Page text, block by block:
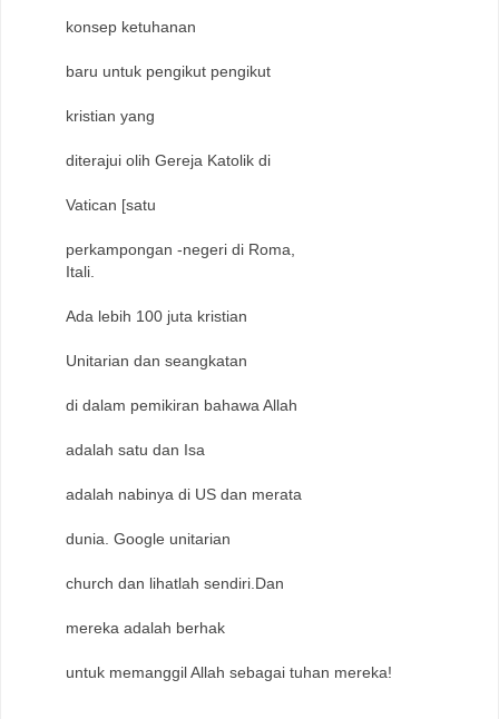
konsep ketuhanan
baru untuk pengikut pengikut
kristian yang
diterajui olih Gereja Katolik di
Vatican [satu
perkampongan -negeri di Roma,
Itali.
Ada lebih 100 juta kristian
Unitarian dan seangkatan
di dalam pemikiran bahawa Allah
adalah satu dan Isa
adalah nabinya di US dan merata
dunia. Google unitarian
church dan lihatlah sendiri.Dan
mereka adalah berhak
untuk memanggil Allah sebagai tuhan mereka!